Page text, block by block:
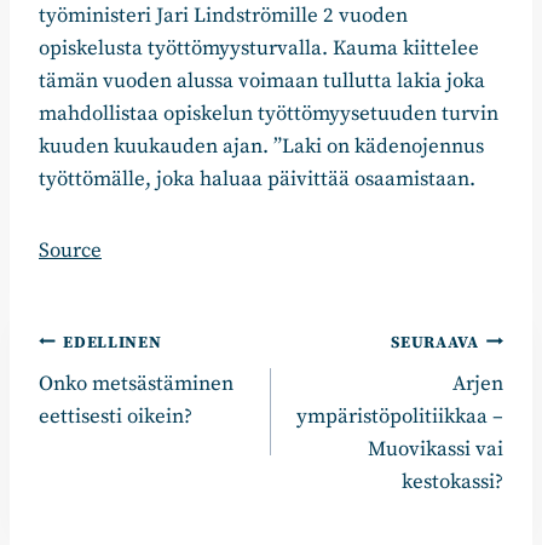
työministeri Jari Lindströmille 2 vuoden
opiskelusta työttömyysturvalla. Kauma kiittelee
tämän vuoden alussa voimaan tullutta lakia joka
mahdollistaa opiskelun työttömyysetuuden turvin
kuuden kuukauden ajan. ”Laki on kädenojennus
työttömälle, joka haluaa päivittää osaamistaan.
Source
Artikkelien
selaus
EDELLINEN
Onko metsästäminen
eettisesti oikein?
SEURAAVA
Arjen
ympäristöpolitiikkaa –
Muovikassi vai
kestokassi?